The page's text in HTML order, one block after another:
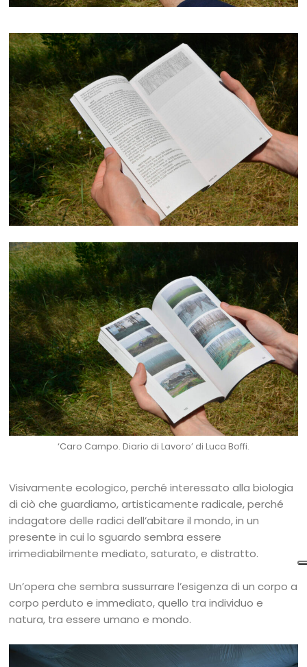
‘Caro Campo. Diario di Lavoro’ di Luca Boffi.
Visivamente ecologico, perché interessato alla biologia
di ciò che guardiamo, artisticamente radicale, perché
indagatore delle radici dell’abitare il mondo, in un
presente in cui lo sguardo sembra essere
irrimediabilmente mediato, saturato, e distratto.
Un’opera che sembra sussurrare l’esigenza di un corpo a
corpo perduto e immediato, quello tra individuo e
natura, tra essere umano e mondo.